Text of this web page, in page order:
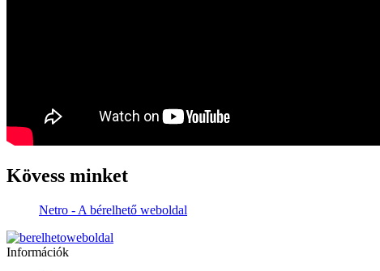
Kövess minket
Netro - A bérelhető weboldal
Információk